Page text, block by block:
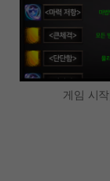
게임 시